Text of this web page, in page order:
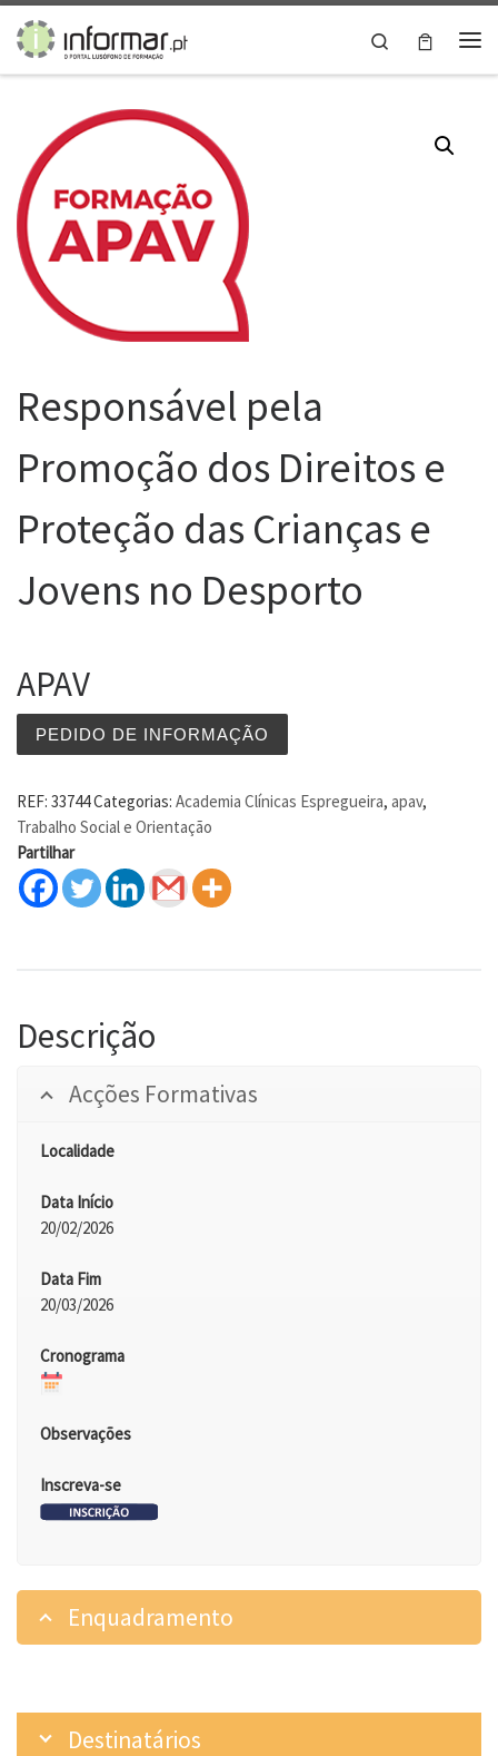
Skip to content
Search
Responsável pela
Promoção dos Direitos e
Proteção das Crianças e
Jovens no Desporto
APAV
PEDIDO DE INFORMAÇÃO
REF: 33744Categorias: Academia Clínicas Espregueira, apav,
Trabalho Social e Orientação
Partilhar
Descrição
Acções Formativas
Localidade
Data Início
20/02/2026
Data Fim
20/03/2026
Cronograma
Observações
Inscreva-se
Enquadramento
Destinatários